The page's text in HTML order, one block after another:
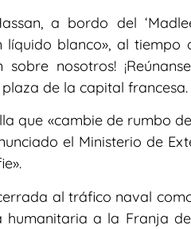
a bordo del
blanco», al tiempo
nosotros!
de la capital francesa.
que «cambie de rumbo
el Ministerio de
al tráfico naval
a la Franja